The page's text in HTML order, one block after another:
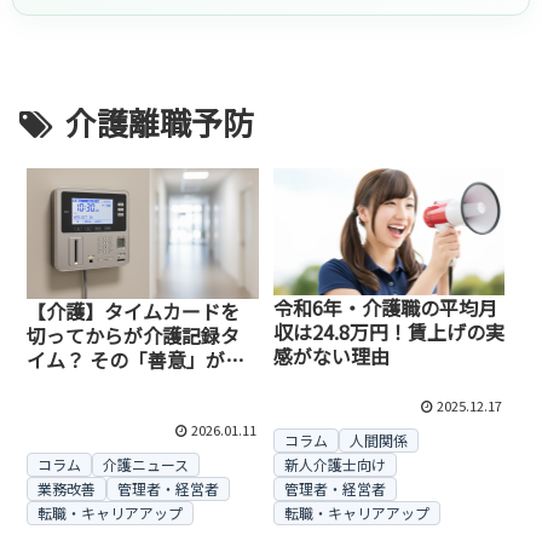
介護離職予防
【介護】タイムカードを
切ってからが介護記録タ
イム？ その「善意」があ
2026.01.11
コラム
介護ニュース
業務改善
管理者・経営者
転職・キャリアアップ
令和6年・介護職の平均月
収は24.8万円！賃上げの実
感がない理由
2025.12.17
コラム
人間関係
新人介護士向け
管理者・経営者
転職・キャリアアップ